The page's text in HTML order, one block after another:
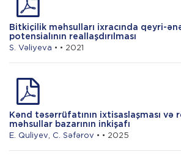
Bitkiçilik məhsulları ixracında qeyri-
potensialının reallaşdırılması
S. Vəliyeva • • 2021
Kənd təsərrüfatının ixtisaslaşması
məhsullar bazarının inkişafı
E. Quliyev C. Səfərov • • 2025